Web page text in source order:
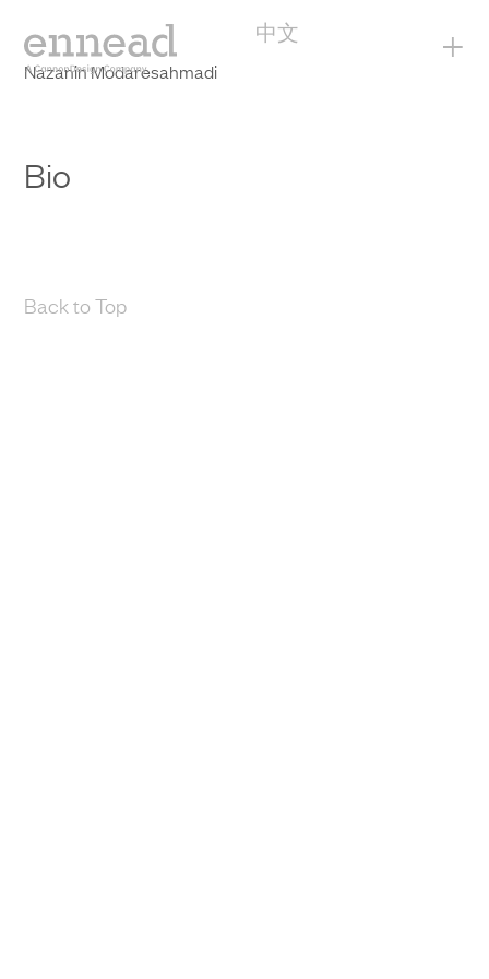
中文 +
Nazanin Modaresahmadi
Bio
Back to Top